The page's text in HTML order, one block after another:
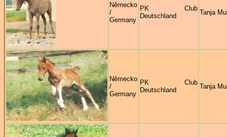
Německo
/
Germany
PK Club
Deutschland
Tanja
Německo
/
Germany
PK Club
Deutschland
Tanja